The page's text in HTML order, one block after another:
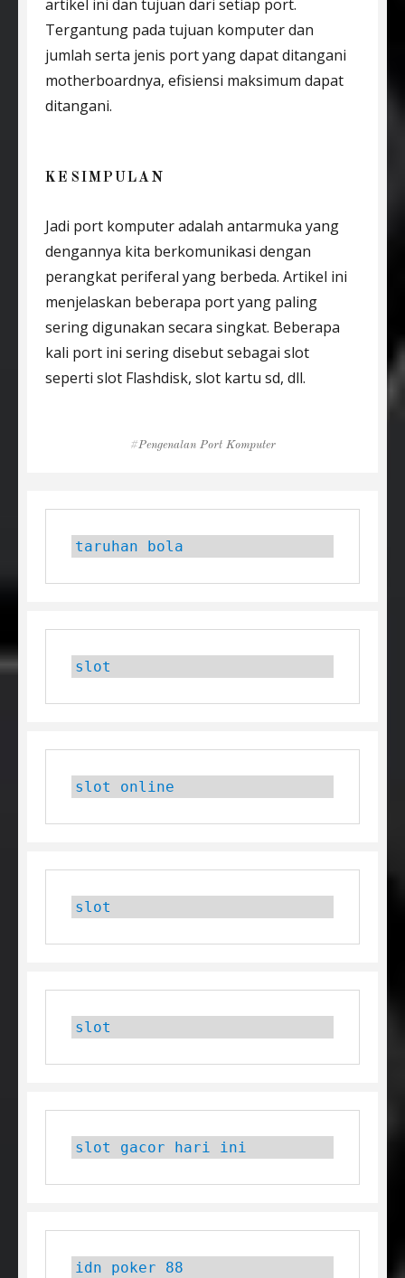
artikel ini dan tujuan dari setiap port.
Tergantung pada tujuan komputer dan
jumlah serta jenis port yang dapat ditangani
motherboardnya, efisiensi maksimum dapat
ditangani.
KESIMPULAN
Jadi port komputer adalah antarmuka yang
dengannya kita berkomunikasi dengan
perangkat periferal yang berbeda. Artikel ini
menjelaskan beberapa port yang paling
sering digunakan secara singkat. Beberapa
kali port ini sering disebut sebagai slot
seperti slot Flashdisk, slot kartu sd, dll.
Tags
Pengenalan Port Komputer
taruhan bola
slot
slot online
slot
slot
slot gacor hari ini
idn poker 88